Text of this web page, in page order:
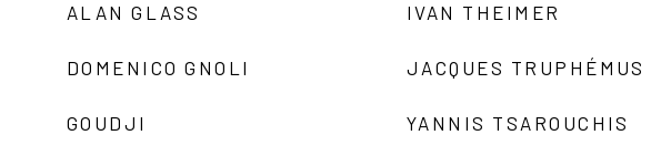
ALAN GLASS
DOMENICO GNOLI
GOUDJI
IVAN THEIMER
JACQUES TRUPHÉMUS
YANNIS TSAROUCHIS